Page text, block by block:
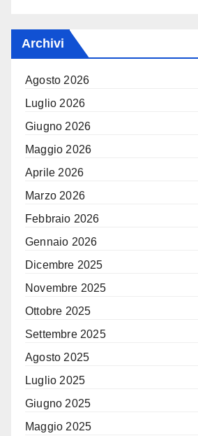
Archivi
Agosto 2026
Luglio 2026
Giugno 2026
Maggio 2026
Aprile 2026
Marzo 2026
Febbraio 2026
Gennaio 2026
Dicembre 2025
Novembre 2025
Ottobre 2025
Settembre 2025
Agosto 2025
Luglio 2025
Giugno 2025
Maggio 2025